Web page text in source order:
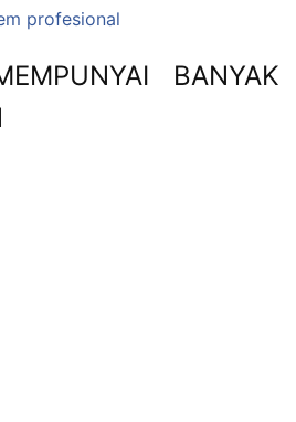
profesional
BANYAK